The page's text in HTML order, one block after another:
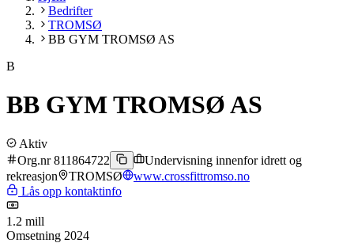
Bedrifter
TROMSØ
BB GYM TROMSØ AS
B
BB GYM TROMSØ AS
Aktiv
Org.nr 811864722
Undervisning innenfor idrett og
rekreasjon
TROMSØ
www.crossfittromso.no
Lås opp kontaktinfo
1.2 mill
Omsetning 2024